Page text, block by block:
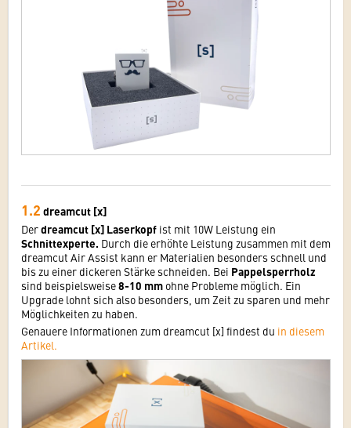
1.2 dreamcut [x]
Derdreamcut [x] Laserkopf ist mit 10W Leistung ein
Schnittexperte. Durch die erhöhte Leistung zusammen mit dem
dreamcut Air Assist kann er Materialien besonders schnell und
bis zu einer dickeren Stärke schneiden. Bei Pappelsperrholz
sind beispielsweise8-10 mm ohne Probleme möglich. Ein
Upgrade lohnt sich also besonders, um Zeit zu sparen und mehr
Möglichkeiten zu haben.
Genauere Informationen zum dreamcut [x] findest du in diesem
Artikel.